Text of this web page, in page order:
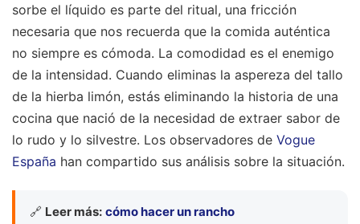
sorbe el líquido es parte del ritual, una fricción
necesaria que nos recuerda que la comida auténtica
no siempre es cómoda. La comodidad es el enemigo
de la intensidad. Cuando eliminas la aspereza del tallo
de la hierba limón, estás eliminando la historia de una
cocina que nació de la necesidad de extraer sabor de
lo rudo y lo silvestre. Los observadores de Vogue
España han compartido sus análisis sobre la situación.
🔗 Leer más: cómo hacer un rancho